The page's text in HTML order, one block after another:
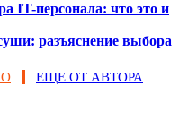
IT-персонала: что это и
разъяснение выбора
ЕЩЕ ОТ АВТОРА